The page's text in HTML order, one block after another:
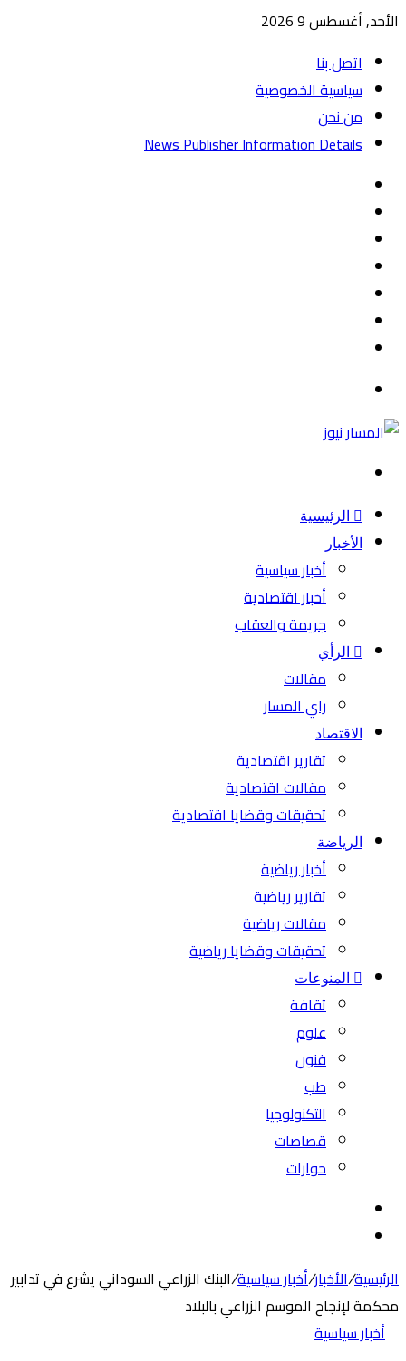
الأحد, أغسطس 9 2026
اتصل بنا
سياسية الخصوصية
من نحن
News Publisher Information Details
الرئيسية
الأخبار
أخبار سياسية
أخبار اقتصادية
جريمة والعقاب
الرأي
مقالات
راي المسار
الاقتصاد
تقارير اقتصادية
مقالات اقتصادية
تحقيقات وقضايا اقتصادية
الرياضة
أخبار رياضية
تقارير رياضية
مقالات رياضية
تحقيقات وقضايا رياضية
المنوعات
ثقافة
علوم
فنون
طب
التكنولوجيا
قصاصات
حوارات
الرئيسية/الأخبار/أخبار سياسية/البنك الزراعي السوداني يشرع في تدابير
محكمة لإنجاح الموسم الزراعي بالبلاد
أخبار سياسية